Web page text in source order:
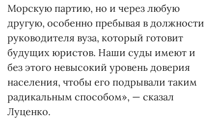
Морскую партию, но и через любую
другую, особенно пребывая в должности
руководителя вуза, который готовит
будущих юристов. Наши суды имеют и
без этого невысокий уровень доверия
населения, чтобы его подрывали таким
радикальным способом», — сказал
Луценко.